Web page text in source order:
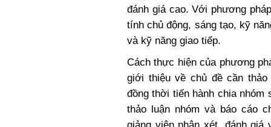
đánh giá cao. Với phương
tính chủ động, sáng tạo, kỹ
và kỹ năng giao tiếp.
Cách thực hiện của phương
giới thiệu về chủ đề cần
đồng thời tiến hành chia nhóm
thảo luận nhóm và báo cáo
giảng viên nhận xét, đánh